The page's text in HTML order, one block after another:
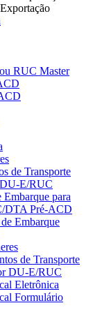
RUC Master
de Transporte
DU-E/RUC
para
DTA Pré-ACD
Embarque
de Transporte
DU-E/RUC
Eletrônica
Formulário